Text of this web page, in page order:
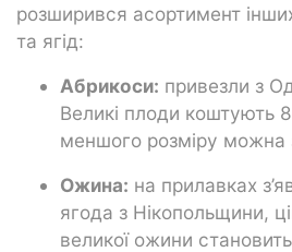
розширився асортимент інших
та ягід:
Абрикоси: привезли з
Великі плоди коштують
меншого розміру можна
Ожина: на прилавках
ягода з Нікопольщини,
великої ожини